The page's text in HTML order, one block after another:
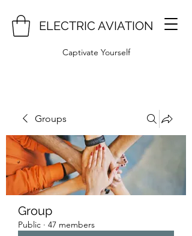
ELECTRIC AVIATION
Captivate Yourself
Groups
Group
Public · 47 members